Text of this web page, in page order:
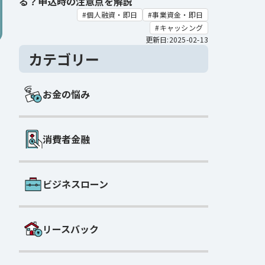
個人融資・即日
事業資金・即日
キャッシング
更新日:2025-02-13
カテゴリー
お金の悩み
消費者金融
ビジネスローン
リースバック